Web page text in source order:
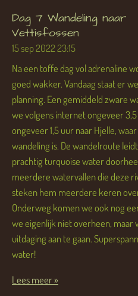
Dag 7 Wandeling naar
Vettisfossen
15 sep 202223:15
Na een toffe dag vol adrenaline
goed wakker. Vandaag staat er
planning. Een gemiddeld zware
we volgens internet ongeveer
ongeveer 1,5 uur naar Hjelle,
wandeling is. De wandelroute
prachtig turquoise water
meerdere watervallen die deze
steken hem meerdere keren
Onderweg komen we ook nog
we eigenlijk niet overheen, maar
uitdaging aan te gaan.
water!
Lees meer »